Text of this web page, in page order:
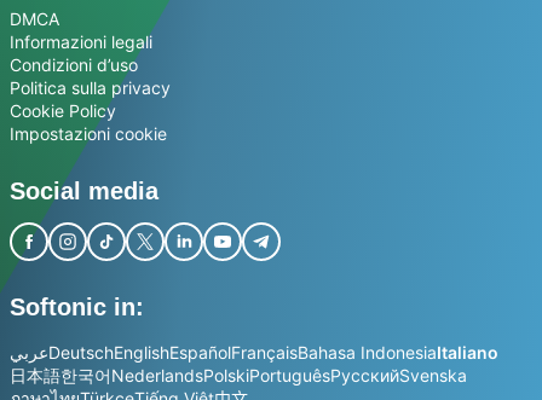
DMCA
Informazioni legali
Condizioni d’uso
Politica sulla privacy
Cookie Policy
Impostazioni cookie
Social media
Softonic in:
عربيDeutschEnglishEspañolFrançaisBahasa IndonesiaItaliano
日本語한국어NederlandsPolskiPortuguêsРусскийSvenska